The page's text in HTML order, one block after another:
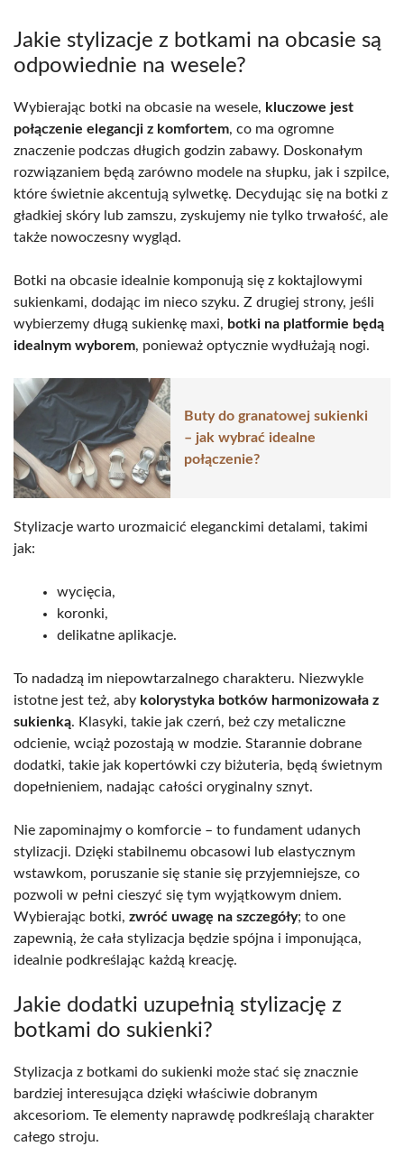
Jakie stylizacje z botkami na obcasie są
odpowiednie na wesele?
Wybierając botki na obcasie na wesele, kluczowe jest
połączenie elegancji z komfortem, co ma ogromne
znaczenie podczas długich godzin zabawy. Doskonałym
rozwiązaniem będą zarówno modele na słupku, jak i szpilce,
które świetnie akcentują sylwetkę. Decydując się na botki z
gładkiej skóry lub zamszu, zyskujemy nie tylko trwałość, ale
także nowoczesny wygląd.
Botki na obcasie idealnie komponują się z koktajlowymi
sukienkami, dodając im nieco szyku. Z drugiej strony, jeśli
wybierzemy długą sukienkę maxi, botki na platformie będą
idealnym wyborem, ponieważ optycznie wydłużają nogi.
Buty do granatowej sukienki
– jak wybrać idealne
połączenie?
Stylizacje warto urozmaicić eleganckimi detalami, takimi
jak:
wycięcia,
koronki,
delikatne aplikacje.
To nadadzą im niepowtarzalnego charakteru. Niezwykle
istotne jest też, aby kolorystyka botków harmonizowała z
sukienką. Klasyki, takie jak czerń, beż czy metaliczne
odcienie, wciąż pozostają w modzie. Starannie dobrane
dodatki, takie jak kopertówki czy biżuteria, będą świetnym
dopełnieniem, nadając całości oryginalny sznyt.
Nie zapominajmy o komforcie – to fundament udanych
stylizacji. Dzięki stabilnemu obcasowi lub elastycznym
wstawkom, poruszanie się stanie się przyjemniejsze, co
pozwoli w pełni cieszyć się tym wyjątkowym dniem.
Wybierając botki, zwróć uwagę na szczegóły; to one
zapewnią, że cała stylizacja będzie spójna i imponująca,
idealnie podkreślając każdą kreację.
Jakie dodatki uzupełnią stylizację z
botkami do sukienki?
Stylizacja z botkami do sukienki może stać się znacznie
bardziej interesująca dzięki właściwie dobranym
akcesoriom. Te elementy naprawdę podkreślają charakter
całego stroju.